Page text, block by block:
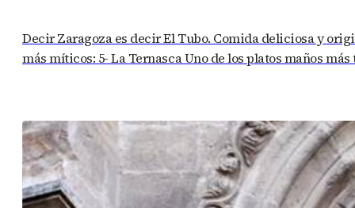
Decir Zaragoza es decir El Tubo. Comida deliciosa y
más míticos: 5- La Ternasca Uno de los platos maños